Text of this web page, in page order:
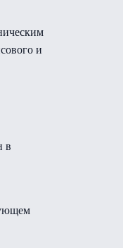
и
в